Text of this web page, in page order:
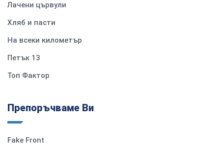
Лачени цървули
Хляб и пасти
На всеки километър
Петък 13
Топ Фактор
Препоръчваме Ви
Fake Front